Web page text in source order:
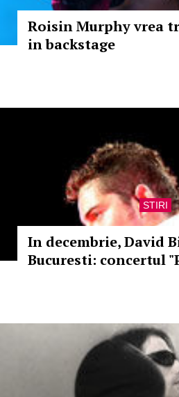
Roisin Murphy vrea
in backstage
STIRI
In decembrie, David
Bucuresti: concertul